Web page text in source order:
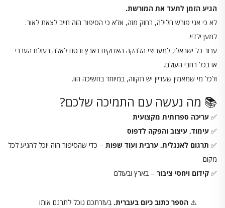
הגיע הזמן לתעד את המורשת.
לא כי אני פורש חלילה, רחוק מזה, אלא כי הסיפור הזה חייב לצאת לאור.
למען ילדיי.
עבור כל ישראלי, למעריצי הלהקה האדוקים בארץ ובטח לאלה בעולם הערבי
או בכל רחבי העולם.
ולכל מי שמאמין שעדיין יש תקווה, במיוחד בחשיכה הזו.
📚 מה נעשה עם התמיכה שלכם?
✅ עריכה ספרותית מקצועית
✅ עימוד, עיצוב והפקה לדפוס
✅ תרגום לאנגלית, ערבית ועוד שפות – כדי שהסיפור הזה יוכל להגיע לכל
מקום
✅ קידום ויחסי ציבור – בארץ ובעולם
⚠️ הספר כתוב כיום בעברית. בעזרתכם נוכל לתרגם אותו